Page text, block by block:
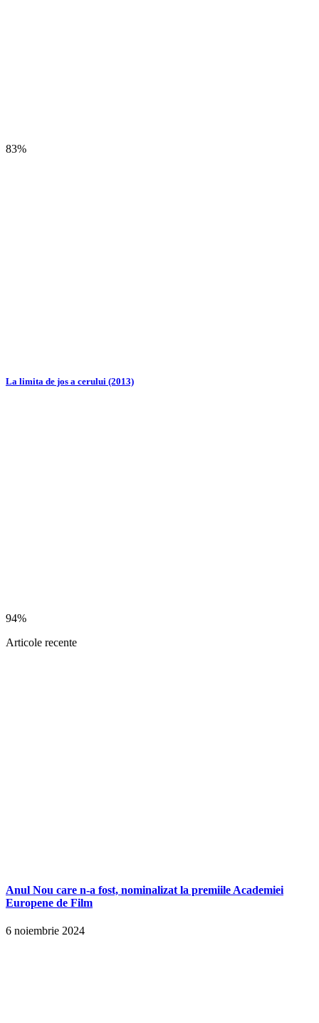
83%
La limita de jos a cerului (2013)
94%
Articole recente
Anul Nou care n-a fost, nominalizat la premiile Academiei
Europene de Film
6 noiembrie 2024